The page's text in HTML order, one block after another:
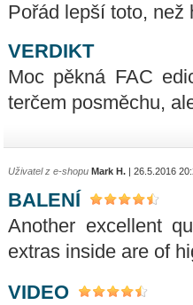
Pořád lepší toto, než
VERDIKT
Moc pěkná FAC
terčem posměchu,
Uživatel z e-shopu Mark H. | 26.5.2016
BALENÍ
Another excellent
extras inside are of
VIDEO